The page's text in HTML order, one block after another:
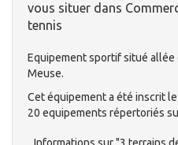
vous situer dans
tennis
Equipement sportif situé
Meuse.
Cet équipement a été inscrit
20 equipements répertoriés